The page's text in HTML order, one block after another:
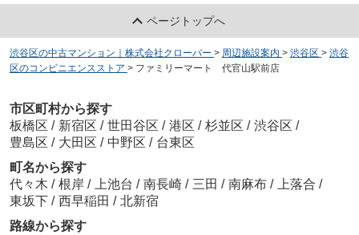
ページトップへ
渋谷区の中古マンション｜株式会社クローバー > 周辺施設案内 > 渋谷区 > 渋谷
区のコンビニエンスストア > ファミリーマート 代官山駅前店
市区町村から探す
板橋区 / 新宿区 / 世田谷区 / 港区 / 杉並区 / 渋谷区 /
豊島区 / 大田区 / 中野区 / 台東区
町名から探す
代々木 / 根岸 / 上池台 / 南長崎 / 三田 / 南麻布 / 上落合 /
東坂下 / 西早稲田 / 北新宿
路線から探す